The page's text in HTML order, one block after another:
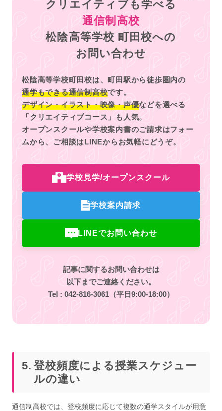
クリエイティブも学べる
通信制高校
松陰高等学校 町田校への
お問い合わせ
松陰高等学校町田校は、町田駅から徒歩圏内の
通学もできる通信制高校です。
デザイン・イラスト・映像・声優などを選べる
「クリエイティブコース」も人気。
オープンスクールや学校案内書のご請求はフォー
ムから、ご相談はLINEからお気軽にどうぞ。
学校見学/オープンスクール
学校案内請求
LINEでお問い合わせ
記事に関するお問い合わせは
以下までご連絡ください。
Tel : 042-816-3061 （平日9:00-18:00）
登校頻度による授業スケジュー
ルの違い
通信制高校では、登校頻度に応じて複数の通学スタイルが用意